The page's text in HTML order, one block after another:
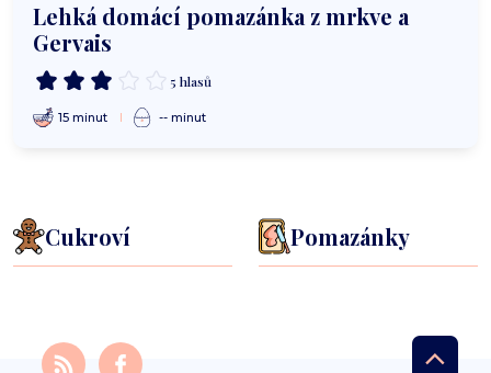
Lehká domácí pomazánka z mrkve a
Gervais
5 hlasů
15 minut -- minut
Cukroví Pomazánky